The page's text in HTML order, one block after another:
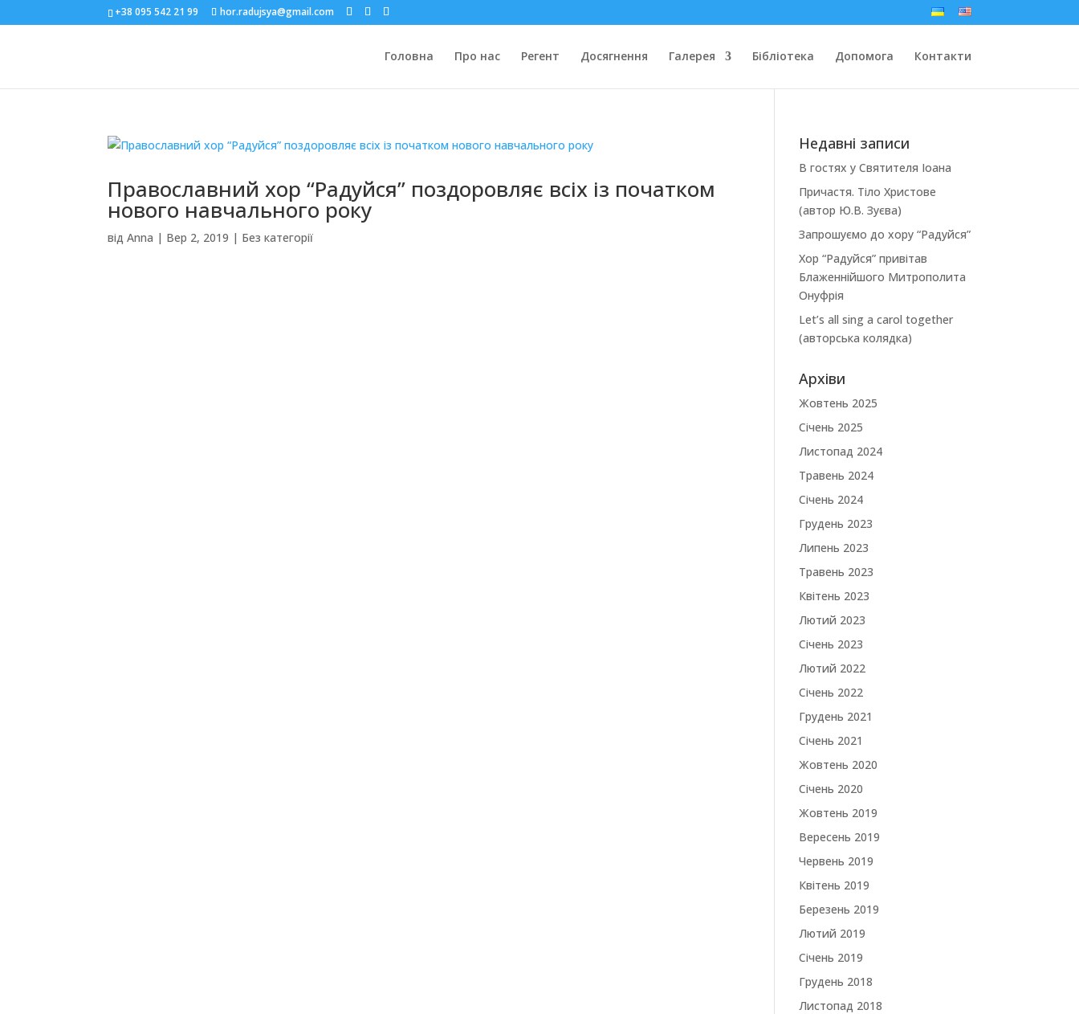
+38 095 542 21 99 hor.radujsya@gmail.com
Головна Про нас Регент Досягнення Галерея Бібліотека Допомога Контакти
Православний хор “Радуйся” поздоровляє всіх із початком
нового навчального року
відAnna | Вер 2, 2019 | Без категорії
Недавні записи
В гостях у Святителя Іоана
Причастя. Тіло Христове
(автор Ю.В. Зуєва)
Запрошуємо до хору “Радуйся”
Хор “Радуйся” привітав
Блаженнійшого Митрополита
Онуфрія
Let’s all sing a carol together
(авторська колядка)
Архіви
Жовтень 2025
Січень 2025
Листопад 2024
Травень 2024
Січень 2024
Грудень 2023
Липень 2023
Травень 2023
Квітень 2023
Лютий 2023
Січень 2023
Лютий 2022
Січень 2022
Грудень 2021
Січень 2021
Жовтень 2020
Січень 2020
Жовтень 2019
Вересень 2019
Червень 2019
Квітень 2019
Березень 2019
Лютий 2019
Січень 2019
Грудень 2018
Листопад 2018